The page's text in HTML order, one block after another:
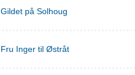
Gildet på Solhoug
Fru Inger til Østråt